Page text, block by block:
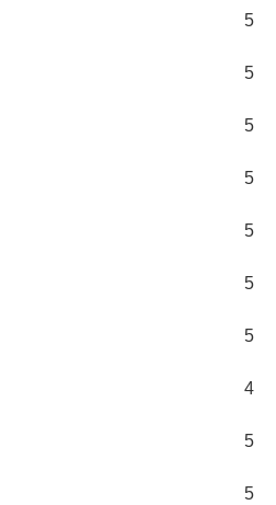
5
5
5
5
5
5
5
4
5
5